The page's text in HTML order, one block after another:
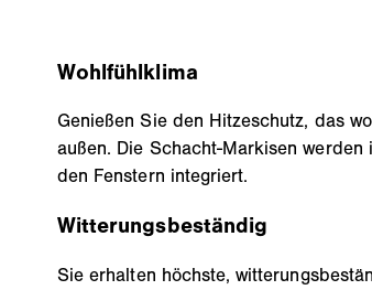
Wohlfühlklima
Genießen Sie den Hitzeschutz, das
außen. Die Schacht-Markisen
den Fenstern integriert.
Witterungsbeständig
Sie erhalten höchste,